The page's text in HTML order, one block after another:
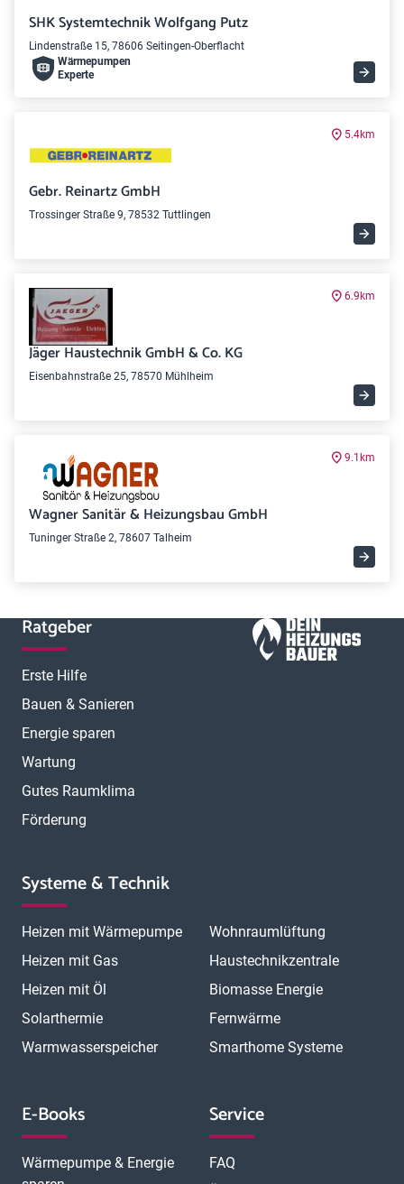
SHK Systemtechnik Wolfgang Putz
Lindenstraße 15, 78606 Seitingen-Oberflacht
Wärme­pumpen
Experte
5.4km
Gebr. Reinartz GmbH
Trossinger Straße 9, 78532 Tuttlingen
6.9km
Jäger Haustechnik GmbH & Co. KG
Eisenbahnstraße 25, 78570 Mühlheim
9.1km
Wagner Sanitär & Heizungsbau GmbH
Tuninger Straße 2, 78607 Talheim
Ratgeber
Erste Hilfe
Bauen & Sanieren
Energie sparen
Wartung
Gutes Raumklima
Förderung
Systeme & Technik
Heizen mit Wärmepumpe
Heizen mit Gas
Heizen mit Öl
Solarthermie
Warmwasserspeicher
Wohnraumlüftung
Haustechnikzentrale
Biomasse Energie
Fernwärme
Smarthome Systeme
E-Books
Wärmepumpe & Energie
Service
FAQ